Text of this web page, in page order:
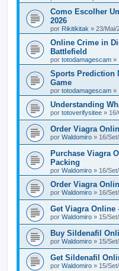
Como Escolher
2026
por Rikitikitak » 23/Mai/
Online Crime in
Battlefield
por totodamagescam »
Sports Prediction
Game
por totodamagescam »
Understanding
por totoverifysitee »
Order Viagra
por Waldomiro » 16/
Purchase Viagra
Packing
por Waldomiro » 16/
Order Viagra
por Waldomiro » 16/
Get Viagra Online
por Waldomiro » 15/
Buy Sildenafil
por Waldomiro » 15/
Get Sildenafil
por Waldomiro » 15/